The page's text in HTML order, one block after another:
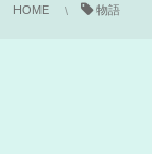
HOME 物語